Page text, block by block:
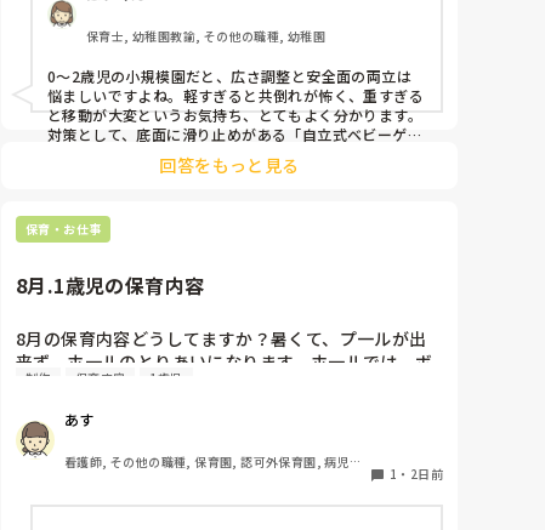
変で使い勝手が悪く、子どもがぶつかって倒れた時に
怖い思いをしました。
皆さんの園ではどんなもので工夫されていますか？
保育士, 幼稚園教諭, その他の職種, 幼稚園
0〜2歳児の小規模園だと、広さ調整と安全面の両立は
悩ましいですよね。軽すぎると共倒れが怖く、重すぎる
と移動が大変というお気持ち、とてもよく分かります。
対策として、底面に滑り止めがある「自立式ベビーゲー
ト」なら、つかまり立ちでも倒れにくく移動も楽でおす
すめです。また、ストッパー付きキャスターをつけたロ
です。
今のウレタン製を活かすなら、壁や固定家具で挟む配置
回答をもっと見る
保育・お仕事
8月.1歳児の保育内容
8月の保育内容どうしてますか？暑くて、プ一ルが出
来ず、ホ一ルのとりあいになります。ホ一ルでは、ボ
一ルや平均台、風船で遊んでいます。製作で、うちわ
集中できません。1歳児クラスです、玩具で遊ばせな
がら、何人かずつよんで、やっています。何か、いい
アイデアや、工夫など、何でもいいので、教えて下さ
い。
制作 保育内容 1歳児
あす
看護師, その他の職種, 保育園, 認可外保育園, 病児保
1 ・ 2日前